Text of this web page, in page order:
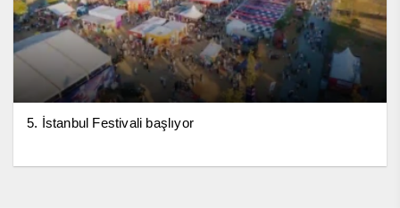
5. İstanbul Festivali başlıyor